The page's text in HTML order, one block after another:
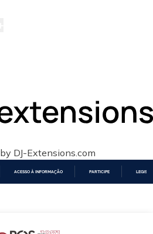
by DJ-Extensions.com
ACESSO À INFORMAÇÃO PARTICIPE